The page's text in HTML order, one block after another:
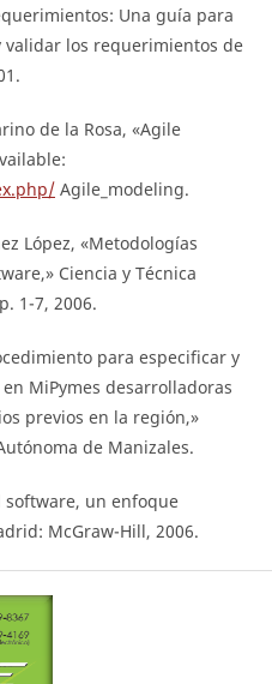
Una guía para
los requerimientos de
de la Rosa, «Agile
Agile_modeling.
López, «Metodologías
Ciencia y Técnica
1-7, 2006.
para especificar y
MiPymes desarrolladoras
previos en la región,»
de Manizales.
software, un enfoque
McGraw-Hill, 2006.